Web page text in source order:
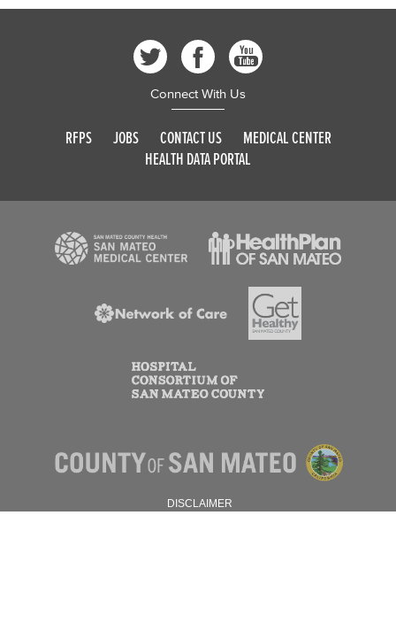
Connect With Us
RFPS JOBS CONTACT US
MEDICAL CENTER
HEALTH DATA PORTAL
DISCLAIMER